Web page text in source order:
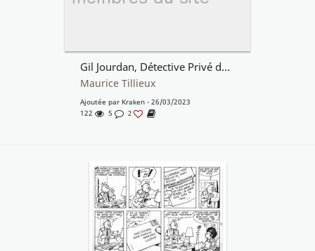
Gil Jourdan, Détective Privé de Maurice Tillieux Illustration Originale (1963).
Maurice Tillieux
Ajoutée par Kraken - 26/03/2023
122
5 2